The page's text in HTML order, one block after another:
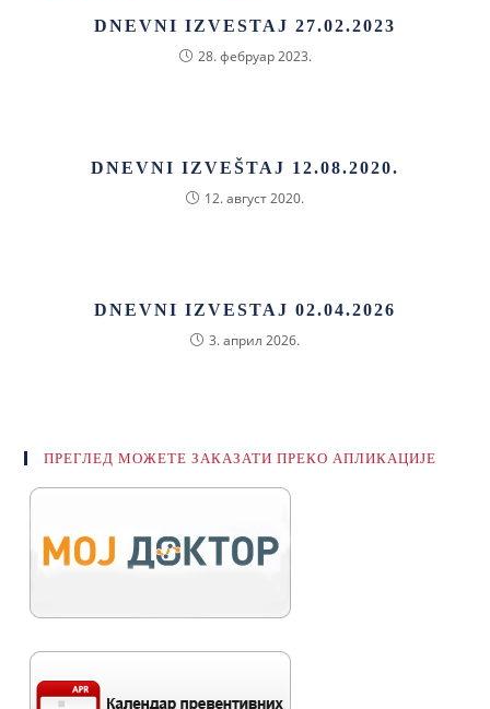
DNEVNI IZVESTAJ 27.02.2023
28. фебруар 2023.
DNEVNI IZVEŠTAJ 12.08.2020.
12. август 2020.
DNEVNI IZVESTAJ 02.04.2026
3. април 2026.
ПРЕГЛЕД МОЖЕТЕ ЗАКАЗАТИ ПРЕКО АПЛИКАЦИЈЕ